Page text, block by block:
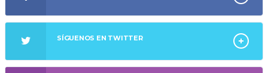
SÍGUENOS EN TWITTER